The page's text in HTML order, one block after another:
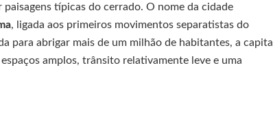
típicas do cerrado. O nome da cidade
, ligada aos primeiros movimentos separatistas do
para abrigar mais de um milhão de habitantes, a capital
amplos, trânsito relativamente leve e uma